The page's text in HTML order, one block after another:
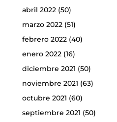
abril 2022(50)
marzo 2022(51)
febrero 2022(40)
enero 2022(16)
diciembre 2021 (50)
noviembre 2021 (63)
octubre 2021 (60)
septiembre 2021 (50)